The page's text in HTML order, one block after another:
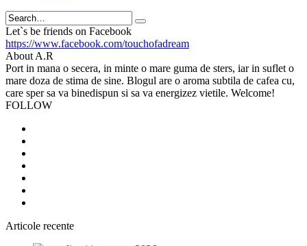
Search
Let`s be friends on Facebook
https://www.facebook.com/touchofadream
About A.R
Port in mana o secera, in minte o mare guma de sters, iar in suflet o
mare doza de stima de sine. Blogul are o aroma subtila de cafea cu,
care sper sa va binedispun si sa va energizez vietile. Welcome!
FOLLOW
Articole recente